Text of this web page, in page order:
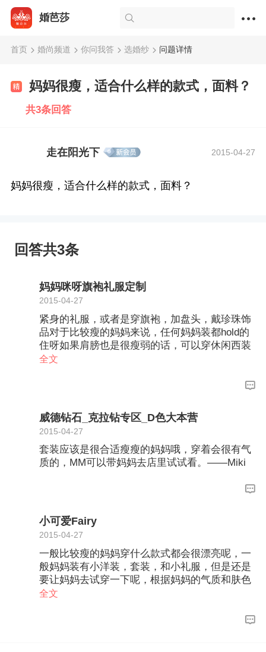
婚芭莎
首页 婚尚频道 你问我答 选婚纱 问题详情
妈妈很瘦，适合什么样的款式，面料？
共3条回答
走在阳光下 2015-04-27
妈妈很瘦，适合什么样的款式，面料？
回答共3条
妈妈咪呀旗袍礼服定制
2015-04-27
紧身的礼服，或者是穿旗袍，加盘头，戴珍珠饰
品对于比较瘦的妈妈来说，任何妈妈装都hold的
住呀如果肩膀也是很瘦弱的话，可以穿休闲西装
类似的那种，带肩垫的那种妈妈咪呀是量身定制
全文
威德钻石_克拉钻专区_D色大本营
2015-04-27
套装应该是很合适瘦瘦的妈妈哦，穿着会很有气
质的，MM可以带妈妈去店里试试看。——Miki
小可爱Fairy
2015-04-27
一般比较瘦的妈妈穿什么款式都会很漂亮呢，一
般妈妈装有小洋装，套装，和小礼服，但是还是
要让妈妈去试穿一下呢，根据妈妈的气质和肤色
选择合适颜色和款式的衣服呢！小洋装一般比较
一般会显得妈妈十分的干练，看起来比较正式，
全文